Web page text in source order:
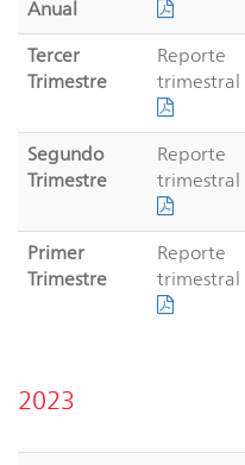
Anual
Tercer
Trimestre
Reporte
trimestral
Segundo
Trimestre
Reporte
trimestral
Primer
Trimestre
Reporte
trimestral
2023